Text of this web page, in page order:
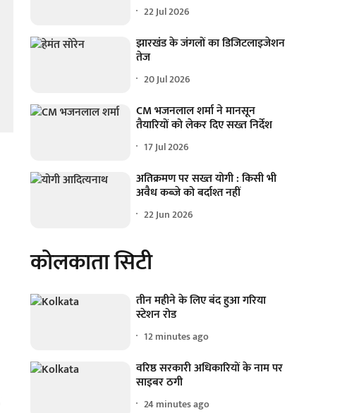
22 Jul 2026
झारखंड के जंगलों का डिजिटलाइजेशन
तेज
20 Jul 2026
CM भजनलाल शर्मा ने मानसून
तैयारियों को लेकर दिए सख्त निर्देश
17 Jul 2026
अतिक्रमण पर सख्त योगी : किसी भी
अवैध कब्जे को बर्दाश्त नहीं
22 Jun 2026
कोलकाता सिटी
तीन महीने के लिए बंद हुआ गरिया
स्टेशन रोड
12 minutes ago
वरिष्ठ सरकारी अधिकारियों के नाम पर
साइबर ठगी
24 minutes ago